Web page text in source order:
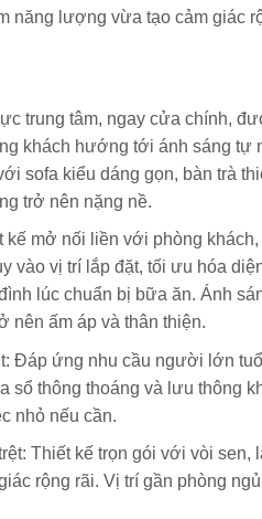
năng lượng vừa tạo cảm giác
trung tâm, ngay cửa chính,
khách hướng tới ánh sáng
sofa kiểu dáng gọn, bàn trà
trở nên nặng nề.
kế mở nối liền với phòng
vào vị trí lắp đặt, tối ưu hóa
lúc chuẩn bị bữa ăn. Ánh
nên ấm áp và thân thiện.
Đáp ứng nhu cầu người lớn
sổ thông thoáng và lưu thông
nhỏ nếu cần.
Thiết kế trọn gói với vòi
rộng rãi. Vị trí gần phòng